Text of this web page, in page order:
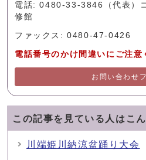
電話: 0480-33-3846（代表）
修館
ファックス: 0480-47-0426
電話番号のかけ間違いにご注意
お問い合わせ
この記事を見ている人はこ
川端姫川納涼盆踊り大会